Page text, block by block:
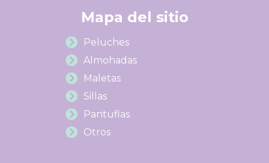
Mapa del sitio
Peluches
Almohadas
Maletas
Sillas
Pantuflas
Otros